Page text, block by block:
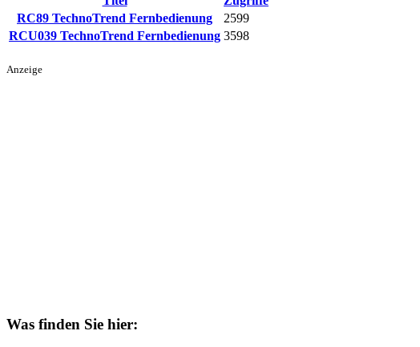
RC89 TechnoTrend Fernbedienung
2599
RCU039 TechnoTrend Fernbedienung 3598
Anzeige
Was finden Sie hier: